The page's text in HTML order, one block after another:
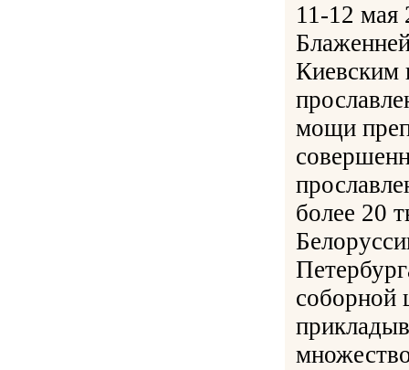
11-12 мая
Киевским
мощи
более 20
соборной